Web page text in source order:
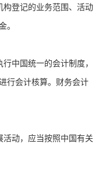
登记的业务范围、活动
。
中国统一的会计制度，
行会计核算。财务会计
动，应当按照中国有关